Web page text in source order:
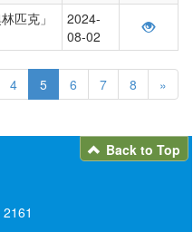
匹克」
2024-
08-02
4 5 6 7 8 »
Back to Top